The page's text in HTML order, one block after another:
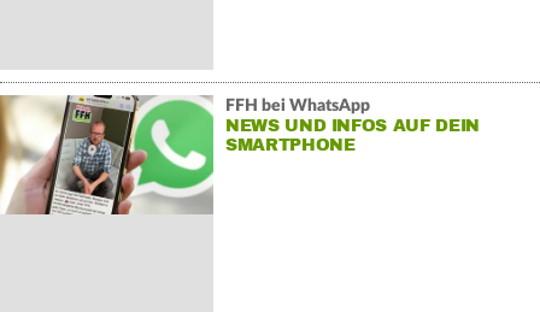
FFH bei WhatsApp
NEWS UND INFOS AUF DEIN
SMARTPHONE